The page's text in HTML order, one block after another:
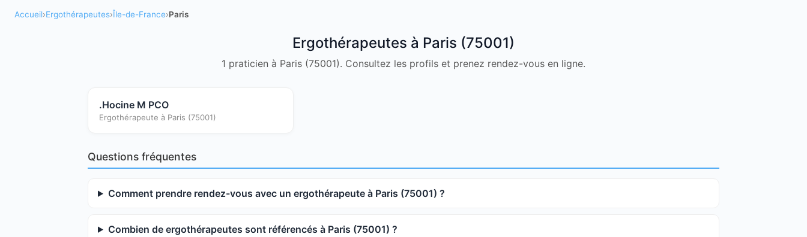
Accueil›Ergothérapeutes›Île-de-France›Paris
Ergothérapeutes à Paris (75001)
1 praticien à Paris (75001). Consultez les profils et prenez rendez-vous en ligne.
.Hocine M PCO
Ergothérapeute à Paris (75001)
Questions fréquentes
Comment prendre rendez-vous avec un ergothérapeute à Paris (75001) ?
Combien de ergothérapeutes sont référencés à Paris (75001) ?